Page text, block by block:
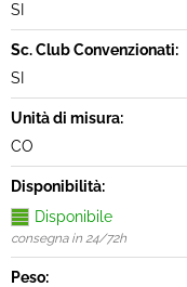
SI
Sc. Club Convenzionati:
SI
Unità di misura:
CO
Disponibilità:
Disponibile
consegna in 24/72h
Peso: